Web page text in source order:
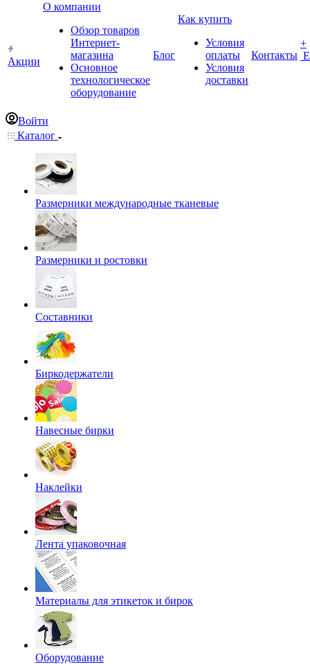
Акции
О компании
Обзор товаров
Интернет-
магазина
Основное
технологическое
оборудование
Блог
Как купить
Условия
оплаты
Условия
доставки
Контакты
+
Войти
Каталог
Размерники международные тканевые
Размерники и ростовки
Составники
Биркодержатели
Навесные бирки
Наклейки
Лента упаковочная
Материалы для этикеток и бирок
Оборудование